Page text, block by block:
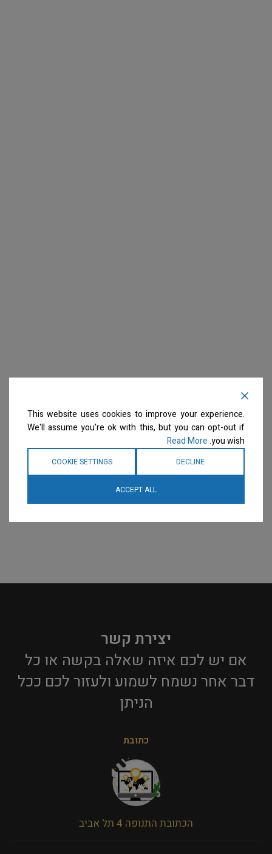
יצירת קשר
אם יש לכם איזה שאלה בקשה או כל
דבר אחר נשמח לשמוע ולעזור לכם ככל
הניתן​
כתובת
הכתובת התנופה 4 תל אביב
This website uses cookies to improve your experience.
We'll assume you're ok with this, but you can opt-out if
you wish.
Read More
DECLINE
COOKIE SETTINGS
ACCEPT ALL